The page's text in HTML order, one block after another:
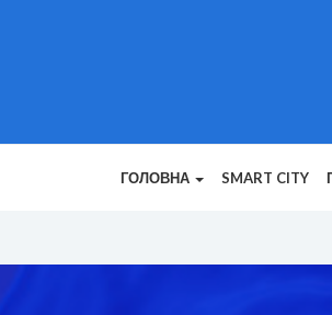
ГОЛОВНА SMART CITY